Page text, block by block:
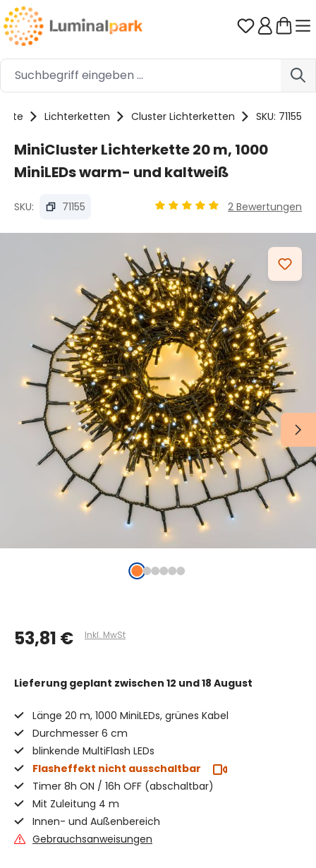
Zum Hauptinhalt springen Du hast 0
Lichterketten Cluster Lichterketten SKU: 71155
MiniCluster Lichterkette 20 m, 1000
MiniLEDs warm- und kaltweiß
SKU: 71155 2 Bewertungen
53,81 € Inkl. MwSt
Lieferung geplant zwischen 12 und 18 August
Länge 20 m, 1000 MiniLEDs, grünes Kabel
Durchmesser 6 cm
blinkende MultiFlash LEDs
Flasheffekt nicht ausschaltbar
Timer 8h ON / 16h OFF (abschaltbar)
Mit Zuleitung 4 m
Innen- und Außenbereich
Gebrauchsanweisungen